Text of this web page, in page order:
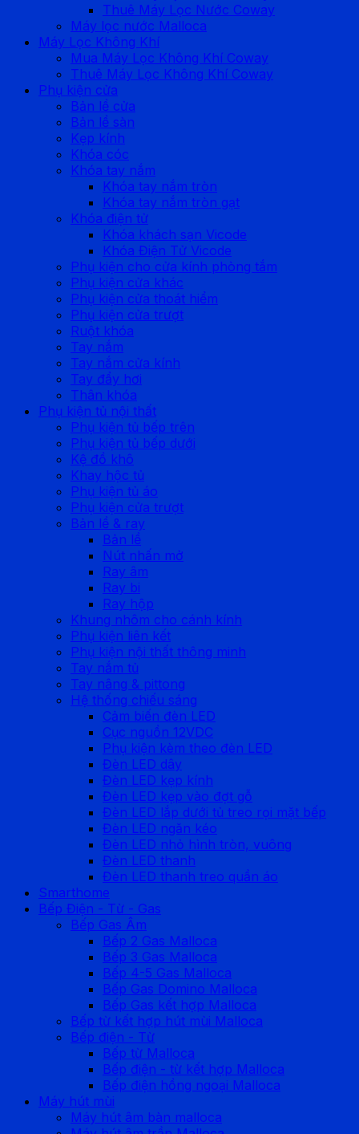
Thuê Máy Lọc Nước Coway
Máy lọc nước Malloca
Máy Lọc Không Khí
Mua Máy Lọc Không Khí Coway
Thuê Máy Lọc Không Khí Coway
Phụ kiện cửa
Bản lề cửa
Bản lề sàn
Kẹp kính
Khóa cóc
Khóa tay nắm
Khóa tay nắm tròn
Khóa tay nắm tròn gạt
Khóa điện tử
Khóa khách sạn Vicode
Khóa Điện Tử Vicode
Phụ kiện cho cửa kính phòng tắm
Phụ kiện cửa khác
Phụ kiện cửa thoát hiểm
Phụ kiện cửa trượt
Ruột khóa
Tay nắm
Tay nắm cửa kính
Tay đẩy hơi
Thân khóa
Phụ kiện tủ nội thất
Phụ kiện tủ bếp trên
Phụ kiện tủ bếp dưới
Kệ đồ khô
Khay hộc tủ
Phụ kiện tủ áo
Phụ kiện cửa trượt
Bản lề & ray
Bản lề
Nút nhấn mở
Ray âm
Ray bi
Ray hộp
Khung nhôm cho cánh kính
Phụ kiện liên kết
Phụ kiện nội thất thông minh
Tay nắm tủ
Tay nâng & pittong
Hệ thống chiếu sáng
Cảm biến đèn LED
Cục nguồn 12VDC
Phụ kiện kèm theo đèn LED
Đèn LED dây
Đèn LED kẹp kính
Đèn LED kẹp vào đợt gỗ
Đèn LED lắp dưới tủ treo rọi mặt bếp
Đèn LED ngăn kéo
Đèn LED nhỏ hình tròn, vuông
Đèn LED thanh
Đèn LED thanh treo quần áo
Smarthome
Bếp Điện - Từ - Gas
Bếp Gas Âm
Bếp 2 Gas Malloca
Bếp 3 Gas Malloca
Bếp 4-5 Gas Malloca
Bếp Gas Domino Malloca
Bếp Gas kết hợp Malloca
Bếp từ kết hợp hút mùi Malloca
Bếp điện - Từ
Bếp từ Malloca
Bếp điện - từ kết hợp Malloca
Bếp điện hồng ngoại Malloca
Máy hút mùi
Máy hút âm bàn malloca